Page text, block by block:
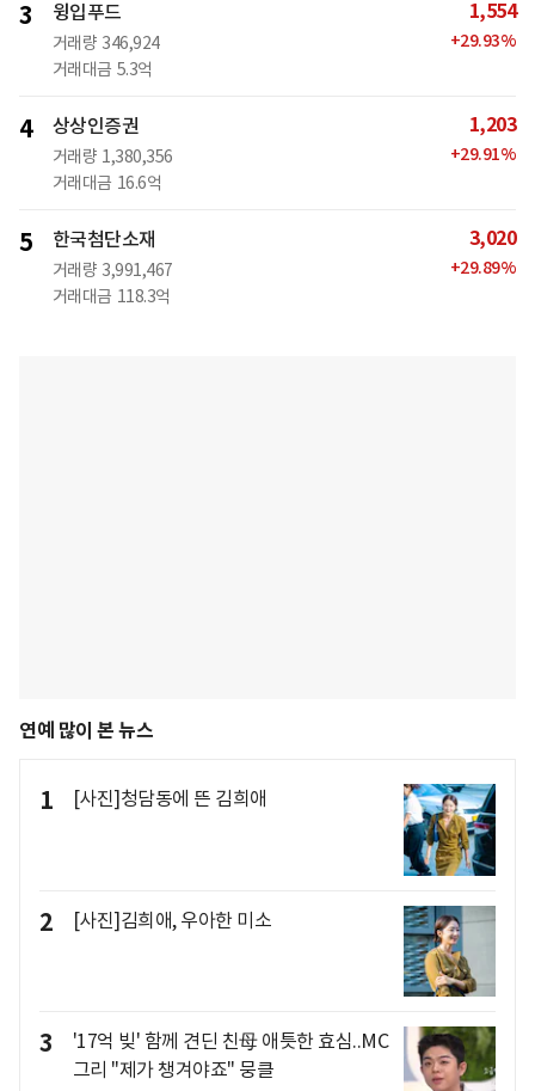
3 윙입푸드
거래량 346,924
거래대금 5.3억
1,554
+29.93%
4 상상인증권
거래량 1,380,356
거래대금 16.6억
1,203
+29.91%
5 한국첨단소재
거래량 3,991,467
거래대금 118.3억
3,020
+29.89%
연예 많이 본 뉴스
1 [사진]청담동에 뜬 김희애
2 [사진]김희애, 우아한 미소
3
'17억 빚' 함께 견딘 친母 애틋한 효심..MC
그리 "제가 챙겨야죠" 뭉클